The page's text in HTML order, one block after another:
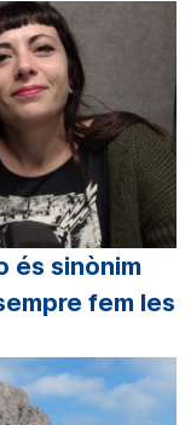
és sinònim
fem les